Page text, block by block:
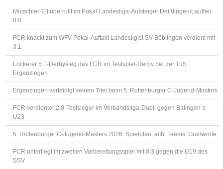
Mutschler-Elf überrollt im Pokal Landesliga-Aufsteiger Deißlingen/Lauffen
8:0
FCR knackt zum WFV-Pokal-Auftakt Landesligist SV Böblingen verdient mit
3:1
Lockerer 5:1-Derbysieg des FCR im Testspiel-Derby bei der TuS
Ergenzingen
Ergenzingen verteidigt seinen Titel beim 5. Rottenburger C-Jugend-Masters
FCR verdienter 2:0-Testsieger im Verbandsliga-Duell gegen Balingen´s
U23
5. Rottenburger C-Jugend-Masters 2026: Spielplan, acht Teams, Grußworte
FCR unterliegt im zweiten Vorbereitungsspiel mit 0:3 gegen die U19 des
SSV